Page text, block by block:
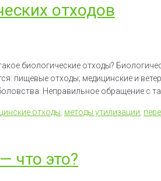
отходов
биологические отходы?
пищевые отходы; медицинские и
Неправильное обращение с
отходы методы утилизации
что это?